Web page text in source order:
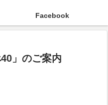
Facebook
」のご案内